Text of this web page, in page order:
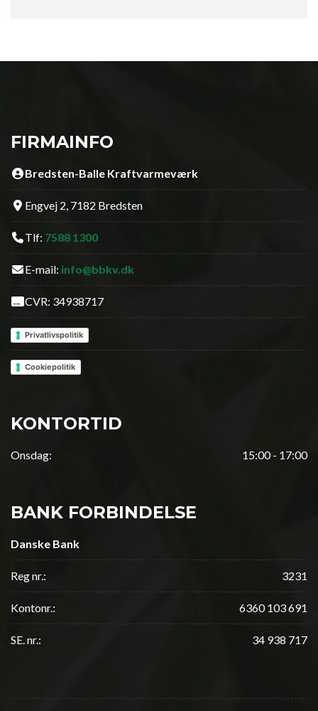
FIRMAINFO
Bredsten-Balle Kraftvarmeværk
Engvej 2, 7182 Bredsten
Tlf: 7588 1300
E-mail: info@bbkv.dk
CVR: 34938717
Privatlivspolitik
Cookiepolitik
KONTORTID
Onsdag: 15:00 - 17:00
BANK FORBINDELSE
Danske Bank
Reg nr.: 3231
Kontonr.: 6360 103 691
SE. nr.: 34 938 717